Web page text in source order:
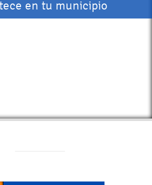
en tu municipio